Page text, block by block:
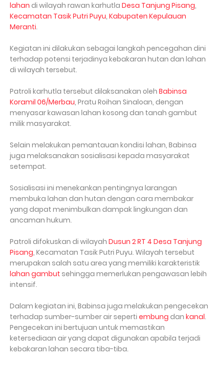
lahan di wilayah rawan karhutla Desa Tanjung Pisang,
Kecamatan Tasik Putri Puyu, Kabupaten Kepulauan
Meranti.
Kegiatan ini dilakukan sebagai langkah pencegahan dini
terhadap potensi terjadinya kebakaran hutan dan lahan
di wilayah tersebut.
Patroli karhutla tersebut dilaksanakan oleh Babinsa
Koramil 06/Merbau, Pratu Roihan Sinaloan, dengan
menyasar kawasan lahan kosong dan tanah gambut
milik masyarakat.
Selain melakukan pemantauan kondisi lahan, Babinsa
juga melaksanakan sosialisasi kepada masyarakat
setempat.
Sosialisasi ini menekankan pentingnya larangan
membuka lahan dan hutan dengan cara membakar
yang dapat menimbulkan dampak lingkungan dan
ancaman hukum.
Patroli difokuskan di wilayah Dusun 2 RT 4 Desa Tanjung
Pisang, Kecamatan Tasik Putri Puyu. Wilayah tersebut
merupakan salah satu area yang memiliki karakteristik
lahan gambut sehingga memerlukan pengawasan lebih
intensif.
Dalam kegiatan ini, Babinsa juga melakukan pengecekan
terhadap sumber-sumber air seperti embung dan kanal.
Pengecekan ini bertujuan untuk memastikan
ketersediaan air yang dapat digunakan apabila terjadi
kebakaran lahan secara tiba-tiba.